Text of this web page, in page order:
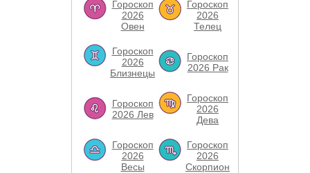
Гороскоп
2026
Овен
Гороскоп
2026
Телец
Гороскоп
2026
Близнецы
Гороскоп
2026 Рак
Гороскоп
2026 Лев
Гороскоп
2026
Дева
Гороскоп
2026
Весы
Гороскоп
2026
Скорпион